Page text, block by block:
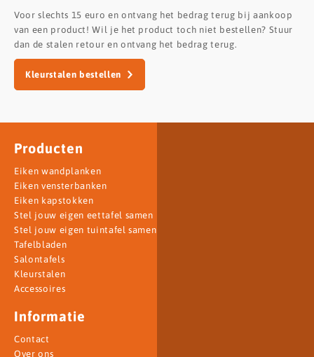
Voor slechts 15 euro en ontvang het bedrag terug bij aankoop
van een product! Wil je het product toch niet bestellen? Stuur
dan de stalen retour en ontvang het bedrag terug.
Kleurstalen bestellen
Producten
Eiken wandplanken
Eiken vensterbanken
Eiken kapstokken
Stel jouw eigen eettafel samen
Stel jouw eigen tuintafel samen
Tafelbladen
Salontafels
Kleurstalen
Accessoires
Informatie
Contact
Over ons